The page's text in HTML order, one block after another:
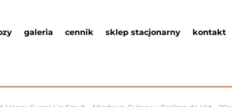
galeria cennik sklep stacjonarny kontakt